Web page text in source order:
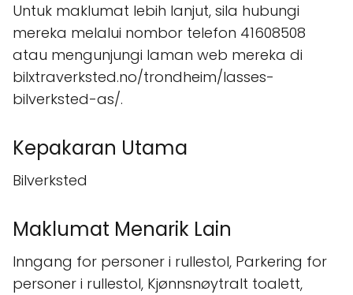
Untuk maklumat lebih lanjut, sila hubungi
mereka melalui nombor telefon 41608508
atau mengunjungi laman web mereka di
bilxtraverksted.no/trondheim/lasses-
bilverksted-as/.
Kepakaran Utama
Bilverksted
Maklumat Menarik Lain
Inngang for personer i rullestol, Parkering for
personer i rullestol, Kjønnsnøytralt toalett,